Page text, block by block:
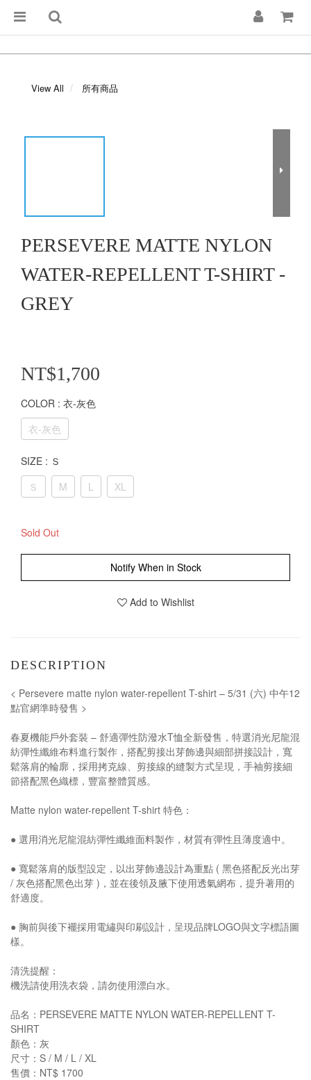
View All 所有商品
PERSEVERE MATTE NYLON
WATER-REPELLENT T-SHIRT -
GREY
NT$1,700
COLOR : 衣-灰色
衣-灰色
SIZE : Ｓ
Ｓ
M L XL
Sold Out
Notify When in Stock
Add to Wishlist
DESCRIPTION
< Persevere matte nylon water-repellent T-shirt – 5/31 (六) 中午12
點官網準時發售 >
春夏機能戶外套裝 – 舒適彈性防潑水T恤全新發售，特選消光尼龍混
紡彈性纖維布料進行製作，搭配剪接出芽飾邊與細部拼接設計，寬
鬆落肩的輪廓，採用拷克線、剪接線的縫製方式呈現，手袖剪接細
節搭配黑色織標，豐富整體質感。
Matte nylon water-repellent T-shirt 特色：
● 選用消光尼龍混紡彈性纖維面料製作，材質有彈性且薄度適中。
● 寬鬆落肩的版型設定，以出芽飾邊設計為重點 ( 黑色搭配反光出芽
/ 灰色搭配黑色出芽 )，並在後領及腋下使用透氣網布，提升著用的
舒適度。
● 胸前與後下襬採用電繡與印刷設計，呈現品牌LOGO與文字標語圖
樣。
清洗提醒：
機洗請使用洗衣袋，請勿使用漂白水。
品名：PERSEVERE MATTE NYLON WATER-REPELLENT T-
SHIRT
顏色：灰
尺寸：S / M / L / XL
售價：NT$ 1700